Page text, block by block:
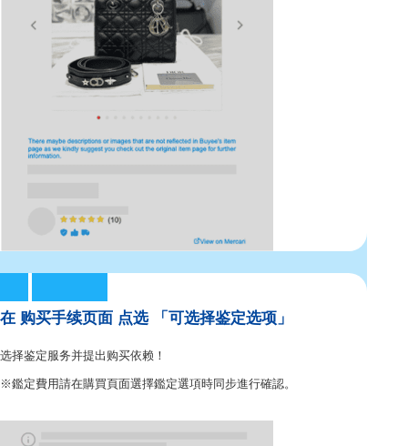
在 购买手续页面 点选 「可选择鉴定选项」
选择鉴定服务并提出购买依赖！
※鑑定費用請在購買頁面選擇鑑定選項時同步進行確認。